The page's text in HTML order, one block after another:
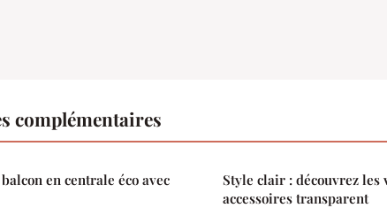
complémentaires
en centrale éco avec
Style clair : découvrez les
accessoires transparent